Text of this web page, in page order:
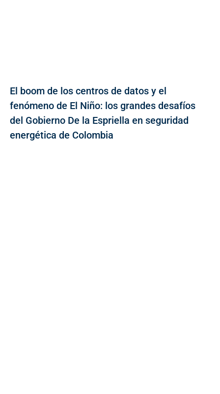
El boom de los centros de datos y el
fenómeno de El Niño: los grandes desafíos
del Gobierno De la Espriella en seguridad
energética de Colombia